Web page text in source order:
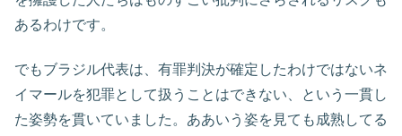
あるわけです。
でもブラジル代表は、有罪判決が確定したわけではないネ
イマールを犯罪として扱うことはできない、という一貫し
た姿勢を貫いていました。ああいう姿を見ても成熟してる